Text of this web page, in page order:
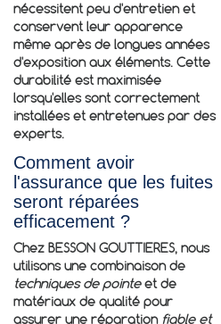
nécessitent peu d'entretien et
conservent leur apparence
même après de longues années
d'exposition aux éléments. Cette
durabilité est maximisée
lorsqu'elles sont correctement
installées et entretenues par des
experts.
Comment avoir
l'assurance que les fuites
seront réparées
efficacement ?
Chez BESSON GOUTTIERES, nous
utilisons une combinaison de
techniques de pointeet de
matériaux de qualité pour
assurer une réparation fiable et